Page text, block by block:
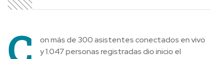
on más de 300 asistentes conectados en vivo
y 1.047 personas registradas dio inicio el